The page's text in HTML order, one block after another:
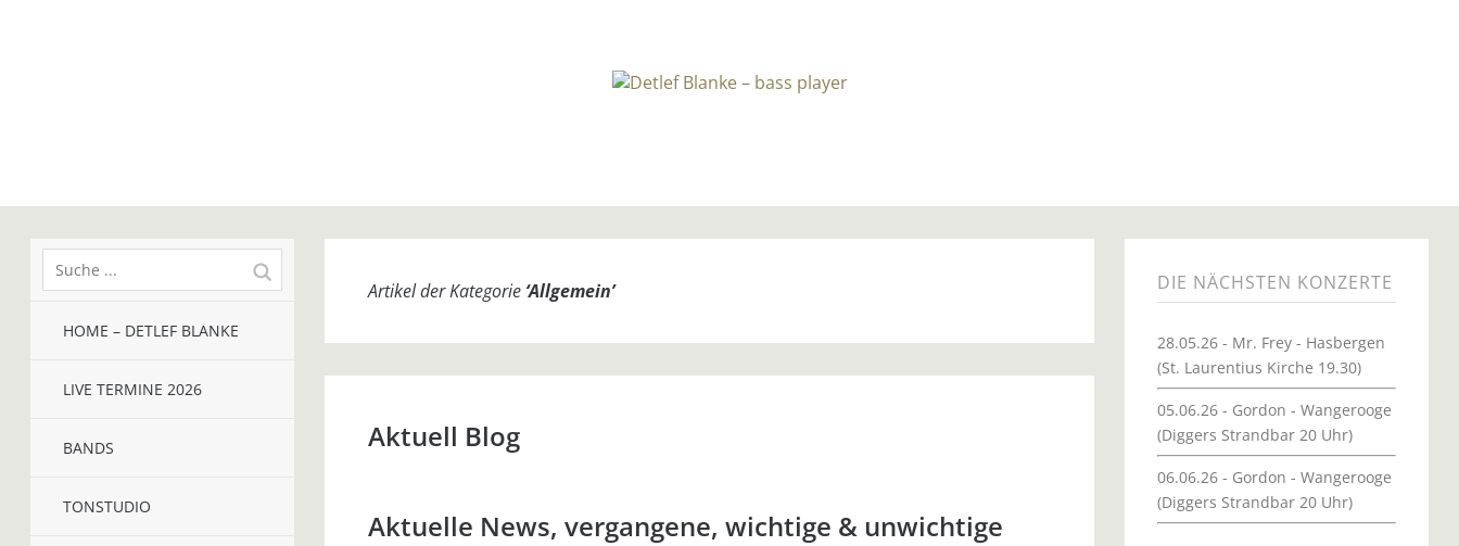
HOME – DETLEF BLANKE
LIVE TERMINE 2026
BANDS
TONSTUDIO
Artikel der Kategorie ‘Allgemein’
Aktuell Blog
Aktuelle News, vergangene, wichtige & unwichtige
DIE NÄCHSTEN KONZERTE
28.05.26 - Mr. Frey - Hasbergen
(St. Laurentius Kirche 19.30)
05.06.26 - Gordon - Wangerooge
(Diggers Strandbar 20 Uhr)
06.06.26 - Gordon - Wangerooge
(Diggers Strandbar 20 Uhr)